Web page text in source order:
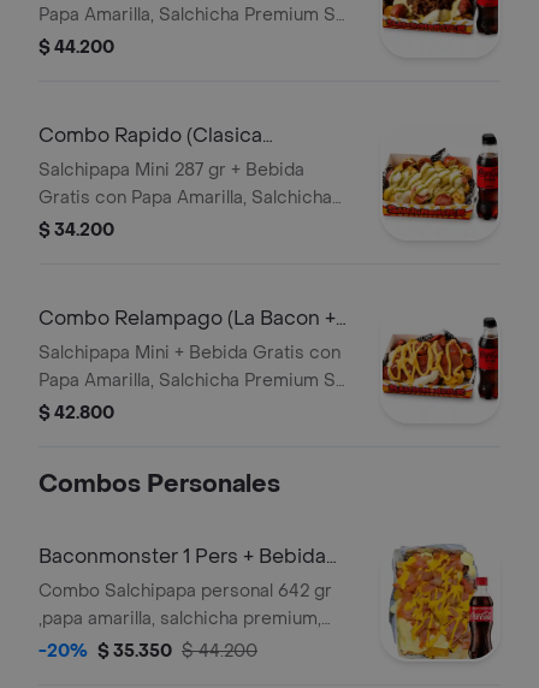
Papa Amarilla, Salchicha Premium SM
, Queso Gratinado, Carne
$ 44.200
Combo Rapido (Clasica
Mini+Bebida)
Salchipapa Mini 287 gr + Bebida
Gratis con Papa Amarilla, Salchicha
Premium SM , Queso Gratinado, Salsa
$ 34.200
Combo Relampago (La Bacon +
Bebida)
Salchipapa Mini + Bebida Gratis con
Papa Amarilla, Salchicha Premium SM
, Queso Gratinado, Tocienta , Chedar ,
$ 42.800
Combos Personales
Baconmonster 1 Pers + Bebida
Gratis
Combo Salchipapa personal 642 gr
,papa amarilla, salchicha premium,
queso gratinado, bacon, queso
-20% $ 35.350 $ 44.200